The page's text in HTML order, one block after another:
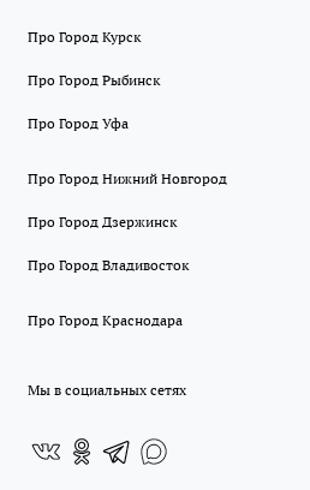
Про Город Курск
Про Город Рыбинск
Про Город Уфа
Про Город Нижний Новгород
Про Город Дзержинск
Про Город Владивосток
Про Город Краснодара
Мы в социальных сетях